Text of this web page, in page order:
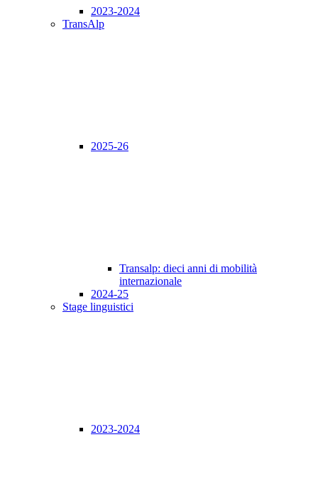
2023-2024
TransAlp
2025-26
Transalp: dieci anni di mobilità
internazionale
2024-25
Stage linguistici
2023-2024